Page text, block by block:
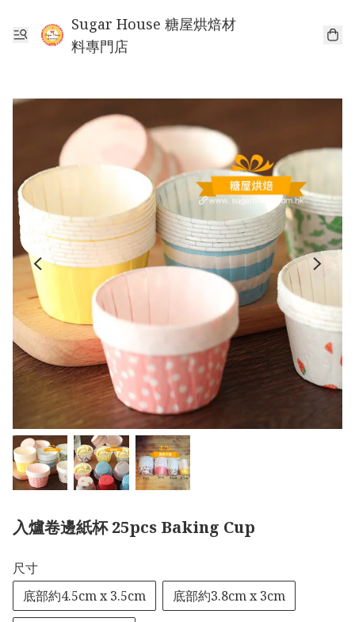
Sugar House 糖屋烘焙材
料專門店
入爐卷邊紙杯 25pcs Baking Cup
尺寸
底部約4.5cm x 3.5cm
底部約3.8cm x 3cm